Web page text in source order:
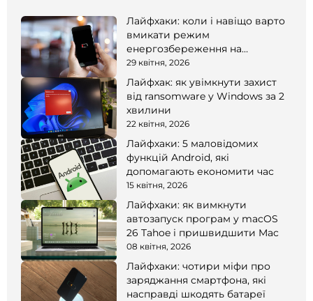
Лайфхаки: коли і навіщо варто
вмикати режим
енергозбереження на
смартфоні
29 квітня, 2026
Лайфхак: як увімкнути захист
від ransomware у Windows за 2
хвилини
22 квітня, 2026
Лайфхаки: 5 маловідомих
функцій Android, які
допомагають економити час
15 квітня, 2026
Лайфхаки: як вимкнути
автозапуск програм у macOS
26 Tahoe і пришвидшити Mac
08 квітня, 2026
Лайфхаки: чотири міфи про
заряджання смартфона, які
насправді шкодять батареї